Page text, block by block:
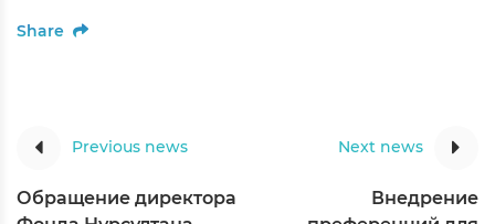
Share
Previous news
Обращение директора
Next news
Внедрение